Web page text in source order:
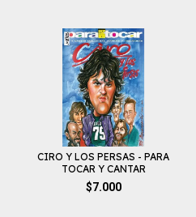
CIRO Y LOS PERSAS - PARA
TOCAR Y CANTAR
$7.000